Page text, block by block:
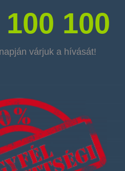
100
várjuk a hívását!